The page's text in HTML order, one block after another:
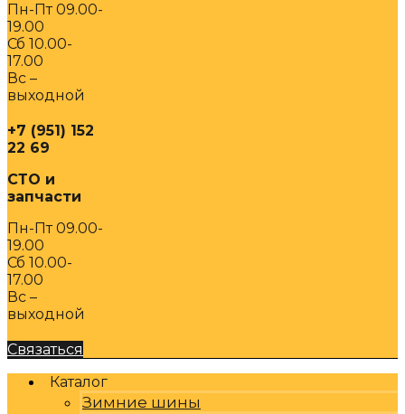
Пн-Пт 09.00-
19.00
Сб 10.00-
17.00
Вс –
выходной
+7 (951) 152
22 69
СТО и
запчасти
Пн-Пт 09.00-
19.00
Сб 10.00-
17.00
Вс –
выходной
Связаться
Каталог
Зимние шины